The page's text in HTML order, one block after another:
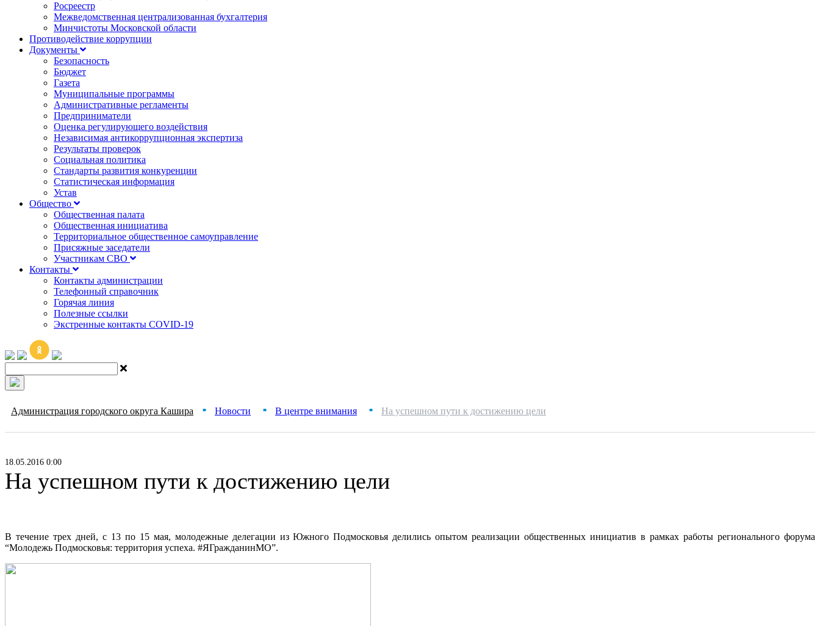
Росреестр
Межведомственная централизованная бухгалтерия
Минчистоты Московской области
Противодействие коррупции
Документы
Безопасность
Бюджет
Газета
Муниципальные программы
Административные регламенты
Предприниматели
Оценка регулирующего воздействия
Независимая антикоррупционная экспертиза
Результаты проверок
Социальная политика
Стандарты развития конкуренции
Статистическая информация
Устав
Общество
Общественная палата
Общественная инициатива
Территориальное общественное самоуправление
Присяжные заседатели
Участникам СВО
Контакты
Контакты администрации
Телефонный справочник
Горячая линия
Полезные ссылки
Экстренные контакты COVID-19
Администрация городского округа Кашира ■ Новости ■ В центре внимания ■ На успешном пути к достижению цели
18.05.2016 0:00
На успешном пути к достижению цели
В течение трех дней, с 13 по 15 мая, молодежные делегации из Южного Подмосковья делились опытом реализации общественных инициатив в рамках работы регионального форума
“Молодежь Подмосковья: территория успеха. #ЯГражданинМО”.